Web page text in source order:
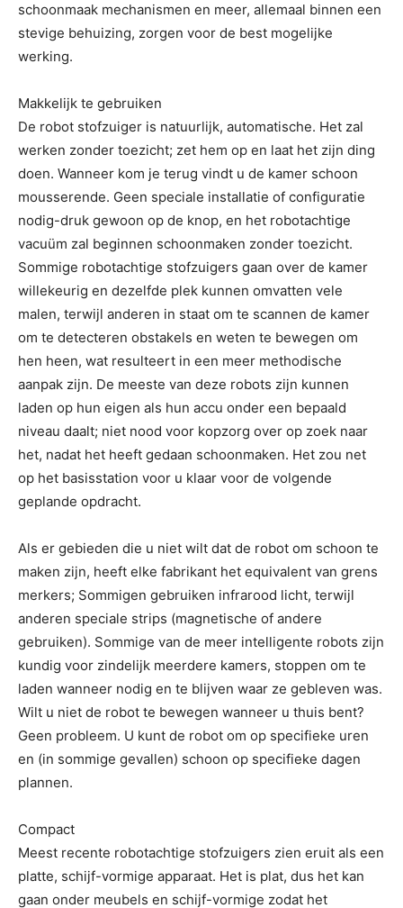
schoonmaak mechanismen en meer, allemaal binnen een
stevige behuizing, zorgen voor de best mogelijke
werking.
Makkelijk te gebruiken
De robot stofzuiger is natuurlijk, automatische. Het zal
werken zonder toezicht; zet hem op en laat het zijn ding
doen. Wanneer kom je terug vindt u de kamer schoon
mousserende. Geen speciale installatie of configuratie
nodig-druk gewoon op de knop, en het robotachtige
vacuüm zal beginnen schoonmaken zonder toezicht.
Sommige robotachtige stofzuigers gaan over de kamer
willekeurig en dezelfde plek kunnen omvatten vele
malen, terwijl anderen in staat om te scannen de kamer
om te detecteren obstakels en weten te bewegen om
hen heen, wat resulteert in een meer methodische
aanpak zijn. De meeste van deze robots zijn kunnen
laden op hun eigen als hun accu onder een bepaald
niveau daalt; niet nood voor kopzorg over op zoek naar
het, nadat het heeft gedaan schoonmaken. Het zou net
op het basisstation voor u klaar voor de volgende
geplande opdracht.
Als er gebieden die u niet wilt dat de robot om schoon te
maken zijn, heeft elke fabrikant het equivalent van grens
merkers; Sommigen gebruiken infrarood licht, terwijl
anderen speciale strips (magnetische of andere
gebruiken). Sommige van de meer intelligente robots zijn
kundig voor zindelijk meerdere kamers, stoppen om te
laden wanneer nodig en te blijven waar ze gebleven was.
Wilt u niet de robot te bewegen wanneer u thuis bent?
Geen probleem. U kunt de robot om op specifieke uren
en (in sommige gevallen) schoon op specifieke dagen
plannen.
Compact
Meest recente robotachtige stofzuigers zien eruit als een
platte, schijf-vormige apparaat. Het is plat, dus het kan
gaan onder meubels en schijf-vormige zodat het